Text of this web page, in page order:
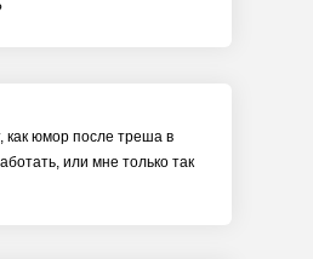
как юмор после треша в
или мне только так